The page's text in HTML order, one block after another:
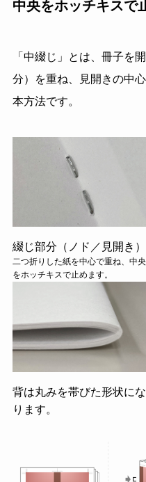
中央をホッチキスで
「中綴じ」とは、冊子を
分）を重ね、見開きの中
本方法です。
綴じ部分（ノド／見開き）
二つ折りした紙を中心で重ね、中央
をホッチキスで止めます。
背は丸みを帯びた形状にな
ります。